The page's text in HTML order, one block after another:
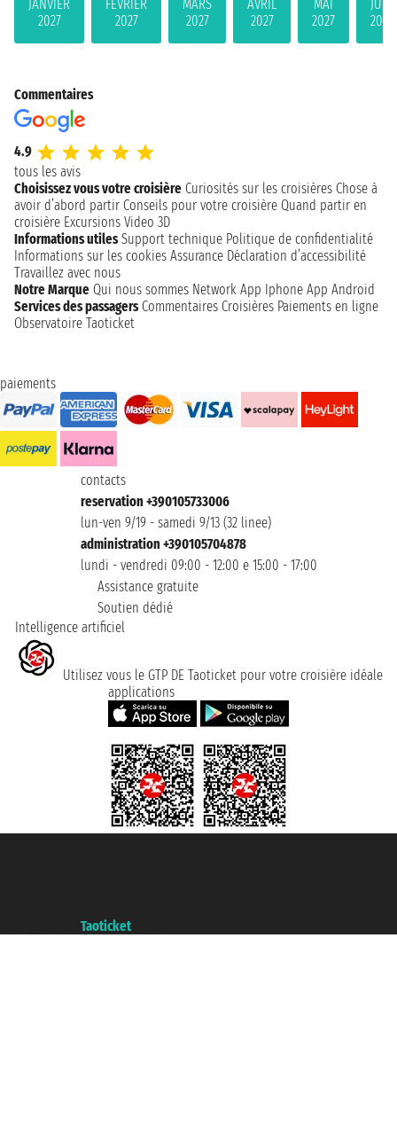
JANVIER
2027
FÉVRIER
2027
MARS
2027
AVRIL
2027
MAI
2027
JUIN
2027
Commentaires
4.9
tous les avis
Choisissez vous votre croisière Curiosités sur les croisières Chose à
avoir d’abord partir Conseils pour votre croisière Quand partir en
croisière Excursions Video 3D
Informations utiles Support technique Politique de confidentialité
Informations sur les cookies Assurance Déclaration d’accessibilité
Travaillez avec nous
Notre Marque Qui nous sommes Network App Iphone App Android
Services des passagers Commentaires Croisières Paiements en ligne
Observatoire Taoticket
paiements
contacts
reservation +390105733006
lun-ven 9/19 - samedi 9/13 (32 linee)
administration +390105704878
lundi - vendredi 09:00 - 12:00 e 15:00 - 17:00
Assistance gratuite
Soutien dédié
Intelligence artificiel
Utilisez vous le GTP DE Taoticket pour votre croisière idéale
applications
Taoticket